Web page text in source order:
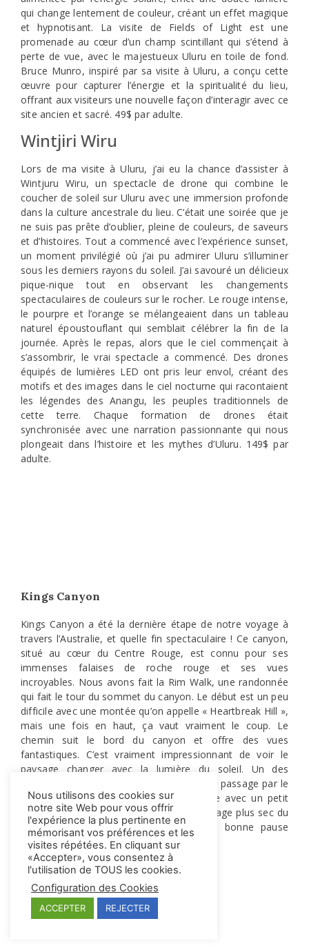
qui change lentement de couleur, créant un effet magique
et hypnotisant. La visite de Fields of Light est une
promenade au cœur d’un champ scintillant qui s’étend à
perte de vue, avec le majestueux Uluru en toile de fond.
Bruce Munro, inspiré par sa visite à Uluru, a conçu cette
œuvre pour capturer l’énergie et la spiritualité du lieu,
offrant aux visiteurs une nouvelle façon d’interagir avec ce
site ancien et sacré. 49$ par adulte.
Wintjiri Wiru
Lors de ma visite à Uluru, j’ai eu la chance d’assister à
Wintjuru Wiru, un spectacle de drone qui combine le
coucher de soleil sur Uluru avec une immersion profonde
dans la culture ancestrale du lieu. C’était une soirée que je
ne suis pas prête d’oublier, pleine de couleurs, de saveurs
et d’histoires. Tout a commencé avec l’expérience sunset,
un moment privilégié où j’ai pu admirer Uluru s’illuminer
sous les derniers rayons du soleil. J’ai savouré un délicieux
pique-nique tout en observant les changements
spectaculaires de couleurs sur le rocher. Le rouge intense,
le pourpre et l’orange se mélangeaient dans un tableau
naturel époustouflant qui semblait célébrer la fin de la
journée. Après le repas, alors que le ciel commençait à
s’assombrir, le vrai spectacle a commencé. Des drones
équipés de lumières LED ont pris leur envol, créant des
motifs et des images dans le ciel nocturne qui racontaient
les légendes des Anangu, les peuples traditionnels de
cette terre. Chaque formation de drones était
synchronisée avec une narration passionnante qui nous
plongeait dans l’histoire et les mythes d’Uluru. 149$ par
adulte.
Kings Canyon
Kings Canyon a été la dernière étape de notre voyage à
travers l’Australie, et quelle fin spectaculaire ! Ce canyon,
situé au cœur du Centre Rouge, est connu pour ses
immenses falaises de roche rouge et ses vues
incroyables. Nous avons fait la Rim Walk, une randonnée
qui fait le tour du sommet du canyon. Le début est un peu
difficile avec une montée qu’on appelle « Heartbreak Hill »,
mais une fois en haut, ça vaut vraiment le coup. Le
chemin suit le bord du canyon et offre des vues
fantastiques. C’est vraiment impressionnant de voir le
paysage changer avec la lumière du soleil. Un des
meilleurs moments de la randonnée est le passage par le
jardin d’Éden, un endroit plein de verdure avec un petit
étang, qui contraste avec le reste du paysage plus sec du
canyon. C’est super joli et ça fait une bonne pause
pendant la marche.
Nous utilisons des cookies sur
notre site Web pour vous offrir
l'expérience la plus pertinente en
mémorisant vos préférences et les
visites répétées. En cliquant sur
«Accepter», vous consentez à
l'utilisation de TOUS les cookies.
Configuration des Cookies
ACCEPTER REJECTER